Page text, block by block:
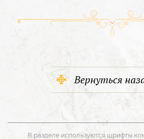
Вернуться
В разделе используются шрифты